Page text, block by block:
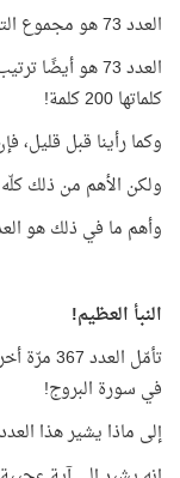
العدد 73 هو مجموع الترتيب الهجائي لأحرف اسم اللَّه!
العدد 73 هو
كلماتها 200 كلمة
!
وكما رأينا قبل قليل،
ولكن الأهم من ذلك كلّه أن العدد 367 =
وأهم ما في ذلك هو العدد
النبأ العظيم!
تأمّل
في سورة البروج!
إلى ماذا يشير هذا